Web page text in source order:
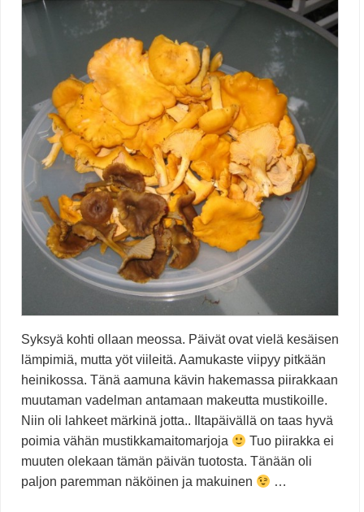
Syksyä kohti ollaan meossa. Päivät ovat vielä kesäisen
lämpimiä, mutta yöt viileitä. Aamukaste viipyy pitkään
heinikossa. Tänä aamuna kävin hakemassa piirakkaan
muutaman vadelman antamaan makeutta mustikoille.
Niin oli lahkeet märkinä jotta.. Iltapäivällä on taas hyvä
poimia vähän mustikkamaitomarjoja
Tuo piirakka ei
muuten olekaan tämän päivän tuotosta. Tänään oli
paljon paremman näköinen ja makuinen
…